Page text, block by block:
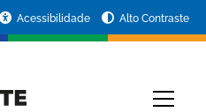
Acessibilidade Alto Contraste